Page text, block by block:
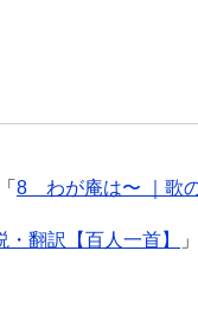
「 8 わが庵は〜 ｜歌の
翻訳【百人一首】 」